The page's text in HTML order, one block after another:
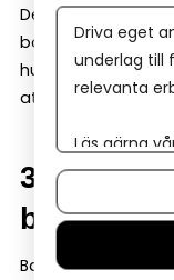
Det är mycket
hur det ska
att allt se ok ut!
3.
Bankhändelser
Driva eget
underlag till
relevanta
Läs gärna
Om du vill